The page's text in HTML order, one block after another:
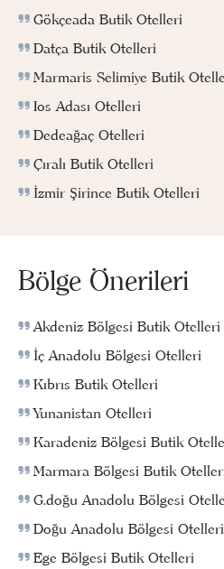
Gökçeada Butik Otelleri
Datça Butik Otelleri
Marmaris Selimiye Butik
Ios Adası Otelleri
Dedeağaç Otelleri
Çıralı Butik Otelleri
İzmir Şirince Butik Otelleri
Bölge Önerileri
Akdeniz Bölgesi Butik Otelleri
İç Anadolu Bölgesi Otelleri
Kıbrıs Butik Otelleri
Yunanistan Otelleri
Karadeniz Bölgesi Butik
Marmara Bölgesi Butik
G.doğu Anadolu Bölgesi
Doğu Anadolu Bölgesi Otelleri
Ege Bölgesi Butik Otelleri